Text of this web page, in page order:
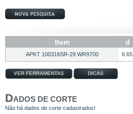
Item d
APKT 100316SR-29 WR9700 6.65
VER FERRAMENTAS DICAS
DADOS DE CORTE
Não há dados de corte cadastrados!